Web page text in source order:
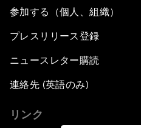
参加する（個人、組織）
プレスリリース登録
ニュースレター購読
連絡先 (英語のみ)
リンク